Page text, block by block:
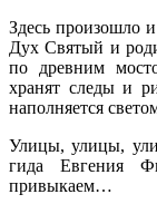
Здесь произошло
Дух Святый и
по древним
хранят следы и
наполняется
Улицы, улицы,
гида Евгения
привыкаем…